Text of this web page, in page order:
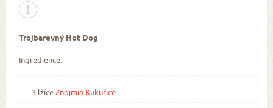
1
Trojbarevný Hot Dog
Ingredience:
3 lžíceZnojmia Kukuřice